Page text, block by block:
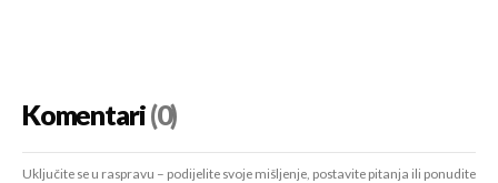
Komentari(0)
Uključite se u raspravu – podijelite svoje mišljenje, postavite pitanja ili ponudite